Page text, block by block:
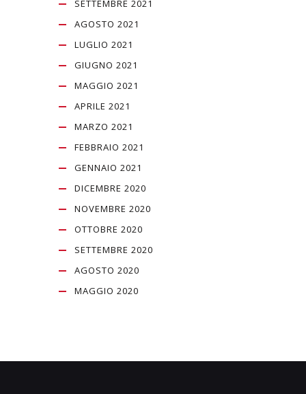
SETTEMBRE 2021
AGOSTO 2021
LUGLIO 2021
GIUGNO 2021
MAGGIO 2021
APRILE 2021
MARZO 2021
FEBBRAIO 2021
GENNAIO 2021
DICEMBRE 2020
NOVEMBRE 2020
OTTOBRE 2020
SETTEMBRE 2020
AGOSTO 2020
MAGGIO 2020